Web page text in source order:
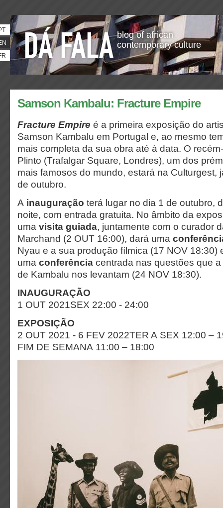
blog of african
contemporary culture
Samson Kambalu: Fracture Empire
Fracture Empire é a primeira exposição do
Samson Kambalu em Portugal e, ao mesmo
mais completa da sua obra até à data. O
Plinto (Trafalgar Square, Londres), um dos
mais famosos do mundo, estará na Culturgest,
de outubro.
A inauguração terá lugar no dia 1 de outubro,
noite, com entrada gratuita. No âmbito da
uma visita guiada, juntamente com o curador
Marchand (2 OUT 16:00), dará uma
Nyau e a sua produção fílmica (17 NOV 18:30)
uma conferência centrada nas questões que a
de Kambalu nos levantam (24 NOV 18:30).
INAUGURAÇÃO
1 OUT 2021SEX 22:00 - 24:00
EXPOSIÇÃO
2 OUT 2021 - 6 FEV 2022TER A SEX 12:00 –
FIM DE SEMANA 11:00 – 18:00